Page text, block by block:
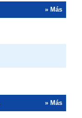
» Más
» Más